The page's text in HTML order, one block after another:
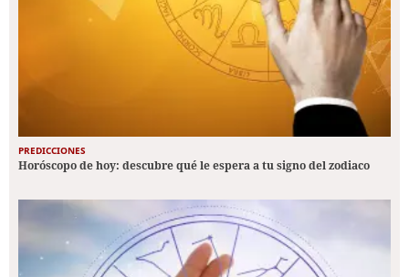
PREDICCIONES
Horóscopo de hoy: descubre qué le espera a tu signo del zodiaco